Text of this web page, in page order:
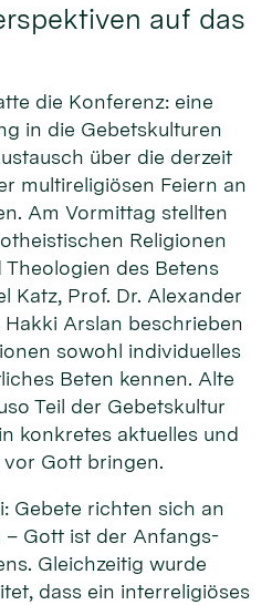
auf das
die Konferenz: eine
in die Gebetskulturen
über die derzeit
multireligiösen Feiern an
Am Vormittag stellten
Religionen
des Betens
Katz, Prof. Dr. Alexander
Arslan beschrieben
sowohl individuelles
Beten kennen. Alte
Teil der Gebetskultur
konkretes aktuelles und
Gott bringen.
Gebete richten sich an
– Gott ist der Anfangs-
Gleichzeitig wurde
dass ein interreligiöses